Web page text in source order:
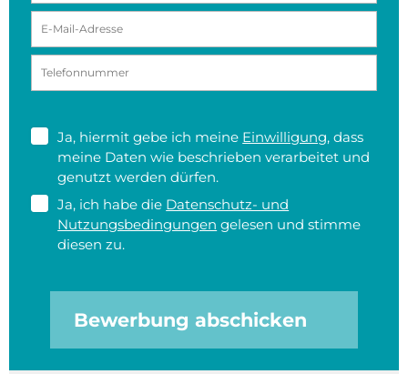
Ja, hiermit gebe ich meine Einwilligung, dass
meine Daten wie beschrieben verarbeitet und
genutzt werden dürfen.
Ja, ich habe die Datenschutz- und
Nutzungsbedingungen gelesen und stimme
diesen zu.
Bewerbung abschicken